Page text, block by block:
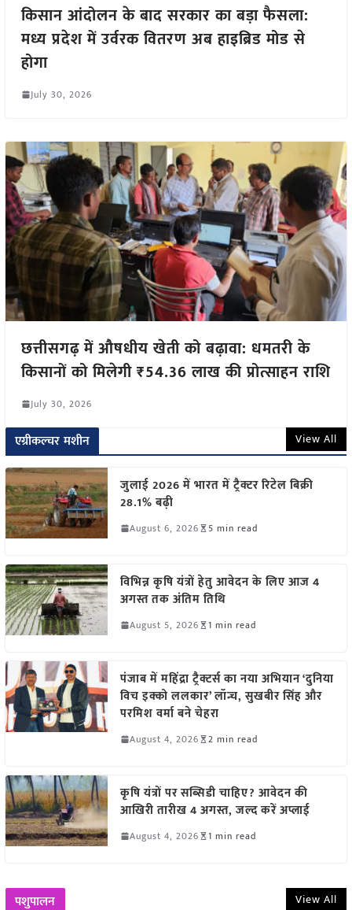
किसान आंदोलन के बाद सरकार का बड़ा फैसला:
मध्य प्रदेश में उर्वरक वितरण अब हाइब्रिड मोड से
होगा
July 30, 2026
छत्तीसगढ़ में औषधीय खेती को बढ़ावा: धमतरी के
किसानों को मिलेगी ₹54.36 लाख की प्रोत्साहन राशि
July 30, 2026
एग्रीकल्चर मशीन View All
जुलाई 2026 में भारत में ट्रैक्टर रिटेल बिक्री
28.1% बढ़ी
August 6, 2026 5 min read
विभिन्न कृषि यंत्रों हेतु आवेदन के लिए आज 4
अगस्त तक अंतिम तिथि
August 5, 2026 1 min read
पंजाब में महिंद्रा ट्रैक्टर्स का नया अभियान ‘दुनिया
विच इक्को ललकार’ लॉन्च, सुखबीर सिंह और
परमिश वर्मा बने चेहरा
August 4, 2026 2 min read
कृषि यंत्रों पर सब्सिडी चाहिए? आवेदन की
आखिरी तारीख 4 अगस्त, जल्द करें अप्लाई
August 4, 2026 1 min read
पशुपालन View All